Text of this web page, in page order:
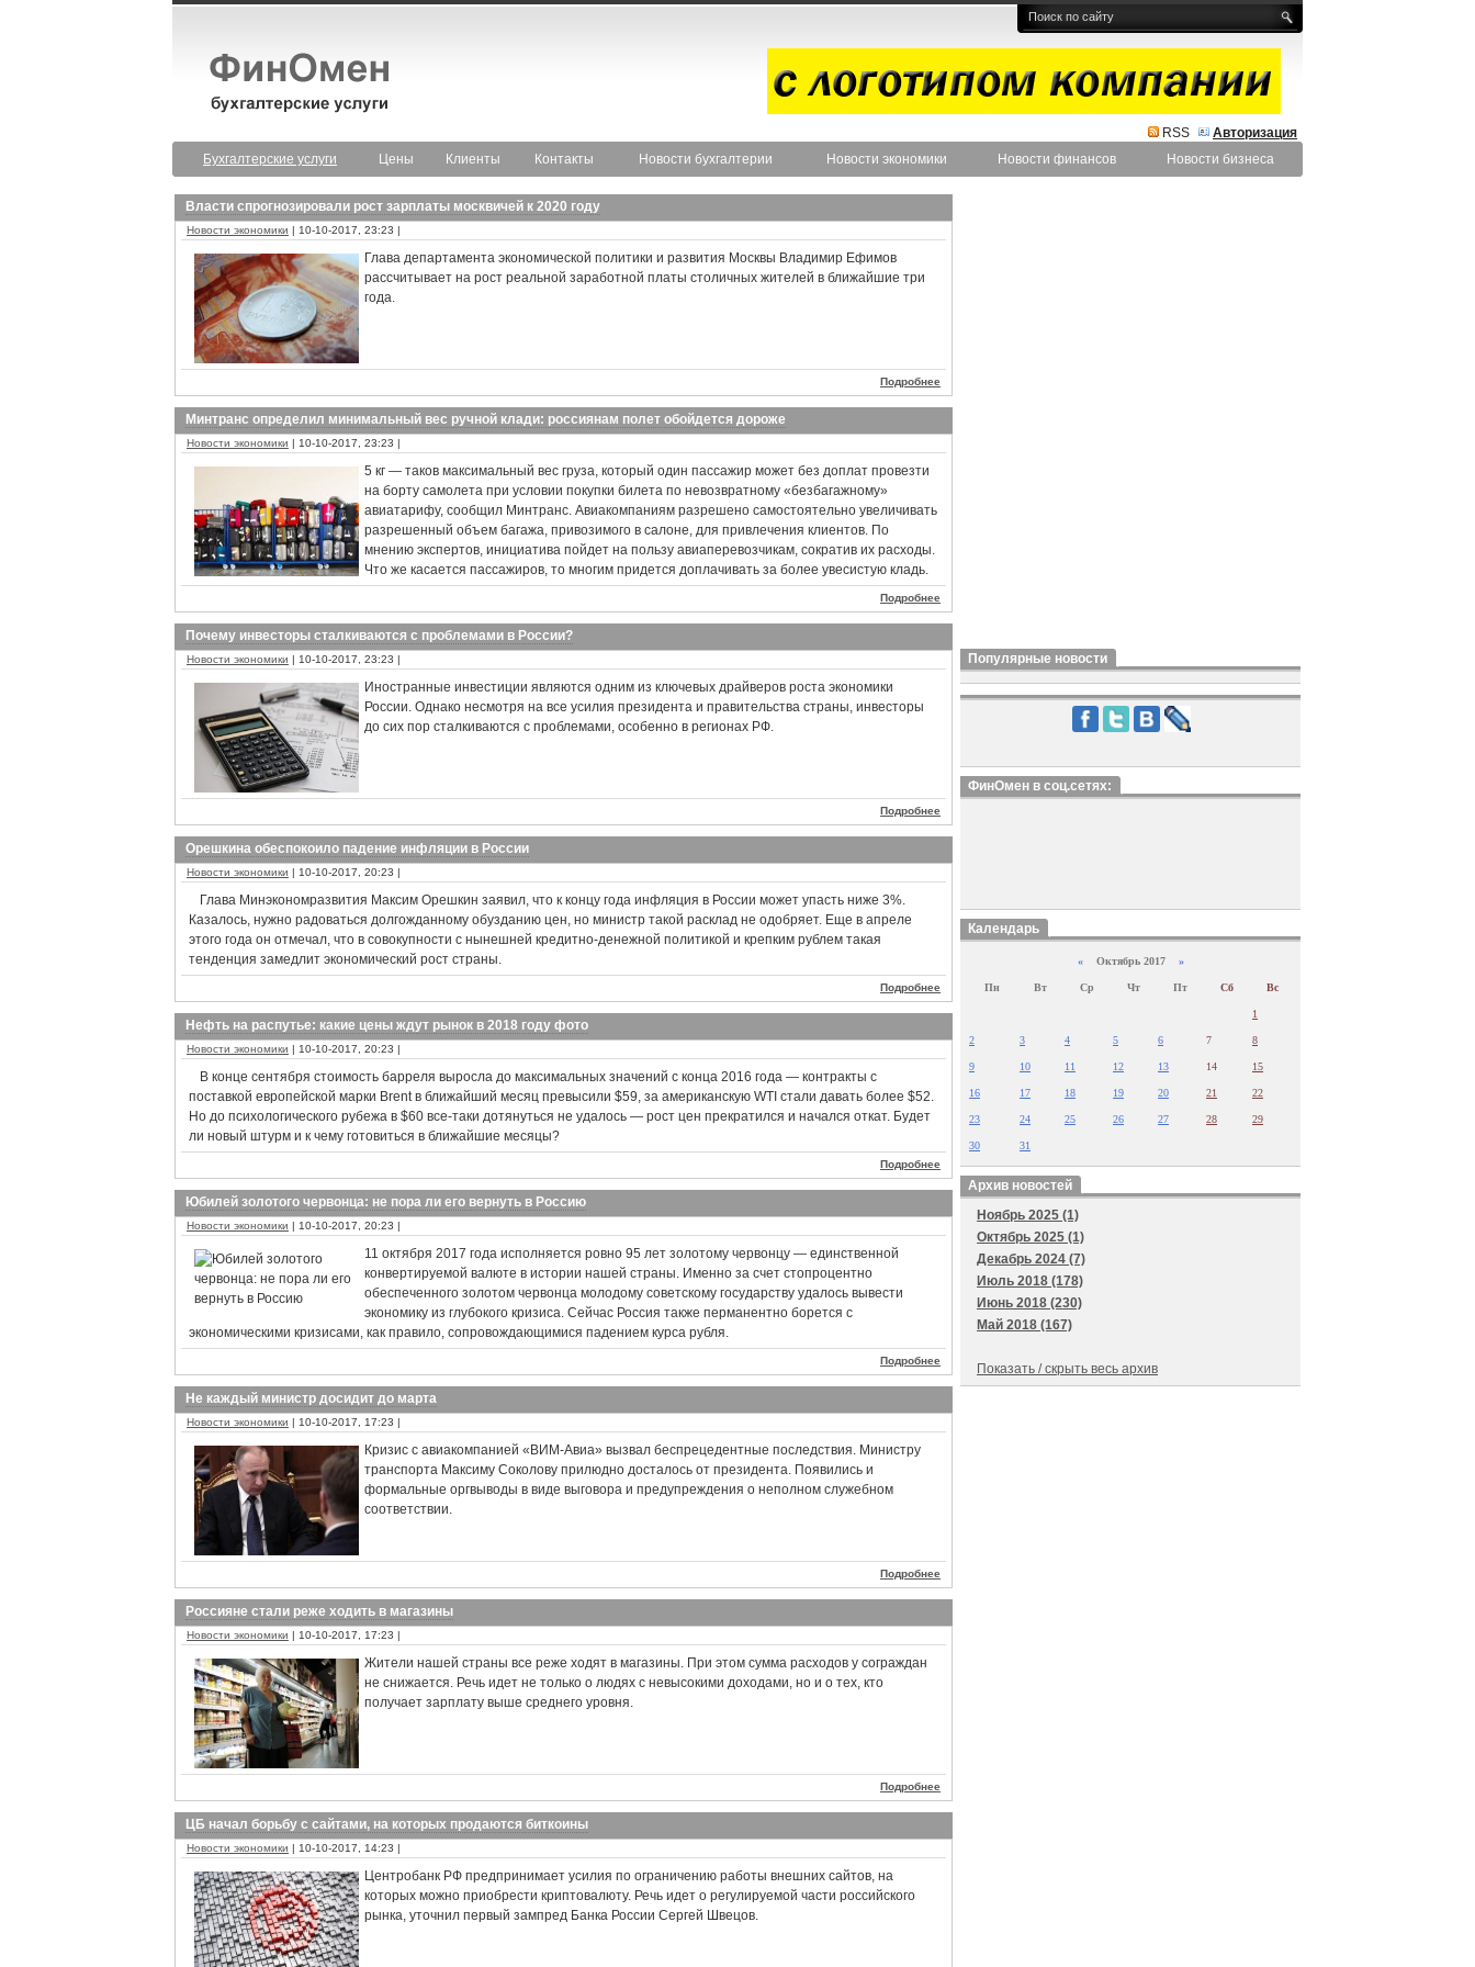
RSS
Авторизация
Бухгалтерские услуги
Цены Клиенты Контакты Новости бухгалтерии Новости экономики Новости финансов Новости бизнеса
Власти спрогнозировали рост зарплаты москвичей к 2020 году
Новости экономики | 10-10-2017, 23:23 |
Глава департамента экономической политики и развития Москвы Владимир Ефимов
рассчитывает на рост реальной заработной платы столичных жителей в ближайшие три
года.
Подробнее
Минтранс определил минимальный вес ручной клади: россиянам полет обойдется дороже
Новости экономики | 10-10-2017, 23:23 |
5 кг — таков максимальный вес груза, который один пассажир может без доплат провезти
на борту самолета при условии покупки билета по невозвратному «безбагажному»
авиатарифу, сообщил Минтранс. Авиакомпаниям разрешено самостоятельно увеличивать
разрешенный объем багажа, привозимого в салоне, для привлечения клиентов. По
мнению экспертов, инициатива пойдет на пользу авиаперевозчикам, сократив их расходы.
Что же касается пассажиров, то многим придется доплачивать за более увесистую кладь.
Подробнее
Почему инвесторы сталкиваются с проблемами в России?
Новости экономики | 10-10-2017, 23:23 |
Иностранные инвестиции являются одним из ключевых драйверов роста экономики
России. Однако несмотря на все усилия президента и правительства страны, инвесторы
до сих пор сталкиваются с проблемами, особенно в регионах РФ.
Подробнее
Орешкина обеспокоило падение инфляции в России
Новости экономики | 10-10-2017, 20:23 |
Глава Минэкономразвития Максим Орешкин заявил, что к концу года инфляция в России может упасть ниже 3%.
Казалось, нужно радоваться долгожданному обузданию цен, но министр такой расклад не одобряет. Еще в апреле
этого года он отмечал, что в совокупности с нынешней кредитно-денежной политикой и крепким рублем такая
тенденция замедлит экономический рост страны.
Подробнее
Нефть на распутье: какие цены ждут рынок в 2018 году фото
Новости экономики | 10-10-2017, 20:23 |
В конце сентября стоимость барреля выросла до максимальных значений с конца 2016 года — контракты с
поставкой европейской марки Brent в ближайший месяц превысили $59, за американскую WTI стали давать более $52.
Но до психологического рубежа в $60 все-таки дотянуться не удалось — рост цен прекратился и начался откат. Будет
ли новый штурм и к чему готовиться в ближайшие месяцы?
Подробнее
Юбилей золотого червонца: не пора ли его вернуть в Россию
Новости экономики | 10-10-2017, 20:23 |
11 октября 2017 года исполняется ровно 95 лет золотому червонцу — единственной
конвертируемой валюте в истории нашей страны. Именно за счет стопроцентно
обеспеченного золотом червонца молодому советскому государству удалось вывести
экономику из глубокого кризиса. Сейчас Россия также перманентно борется с
экономическими кризисами, как правило, сопровождающимися падением курса рубля.
Подробнее
Не каждый министр досидит до марта
Новости экономики | 10-10-2017, 17:23 |
Кризис с авиакомпанией «ВИМ-Авиа» вызвал беспрецедентные последствия. Министру
транспорта Максиму Соколову прилюдно досталось от президента. Появились и
формальные оргвыводы в виде выговора и предупреждения о неполном служебном
соответствии.
Подробнее
Россияне стали реже ходить в магазины
Новости экономики | 10-10-2017, 17:23 |
Жители нашей страны все реже ходят в магазины. При этом сумма расходов у сограждан
не снижается. Речь идет не только о людях с невысокими доходами, но и о тех, кто
получает зарплату выше среднего уровня.
Подробнее
ЦБ начал борьбу с сайтами, на которых продаются биткоины
Новости экономики | 10-10-2017, 14:23 |
Центробанк РФ предпринимает усилия по ограничению работы внешних сайтов, на
которых можно приобрести криптовалюту. Речь идет о регулируемой части российского
рынка, уточнил первый зампред Банка России Сергей Швецов.
Популярные новости
ФинОмен в соц.сетях:
Календарь
«Октябрь 2017 »
Пн Вт Ср Чт Пт Сб Вс
1
2 3 4 5 6 7 8
9 10 11 12 13 14 15
16 17 18 19 20 21 22
23 24 25 26 27 28 29
30 31
Архив новостей
Ноябрь 2025 (1)
Октябрь 2025 (1)
Декабрь 2024 (7)
Июль 2018 (178)
Июнь 2018 (230)
Май 2018 (167)
Показать / скрыть весь архив